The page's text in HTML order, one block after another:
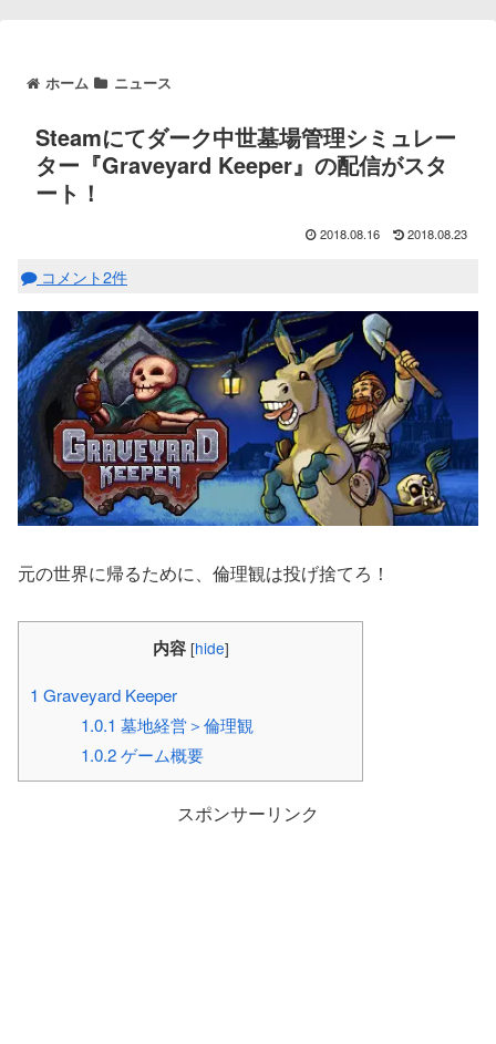
ホーム ニュース
Steamにてダーク中世墓場管理シミュレー
ター『Graveyard Keeper』の配信がスタ
ート！
2018.08.16 2018.08.23
コメント2件
元の世界に帰るために、倫理観は投げ捨てろ！
内容 [hide]
1 Graveyard Keeper
1.0.1 墓地経営＞倫理観
1.0.2ゲーム概要
スポンサーリンク